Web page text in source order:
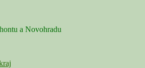
a Novohradu